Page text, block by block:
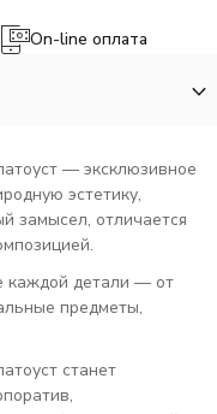
On-line оплата
— эксклюзивное
эстетику,
замысел, отличается
каждой детали — от
предметы,
станет